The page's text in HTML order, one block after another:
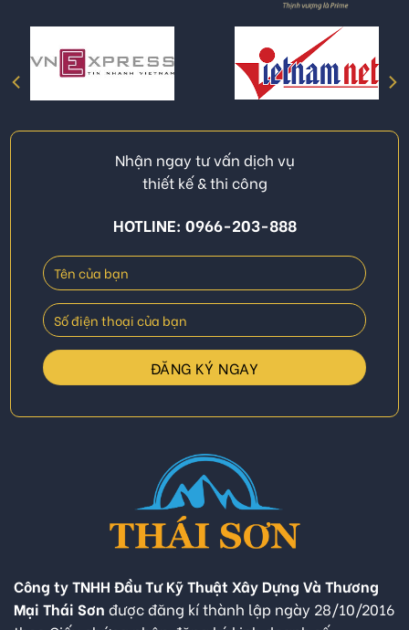
Nhận ngay tư vấn dịch vụ
thiết kế & thi công
HOTLINE: 0966-203-888
Công ty TNHH Đầu Tư Kỹ Thuật Xây Dựng Và Thương
Mại Thái Sơn được đăng kí thành lập ngày 28/10/2016